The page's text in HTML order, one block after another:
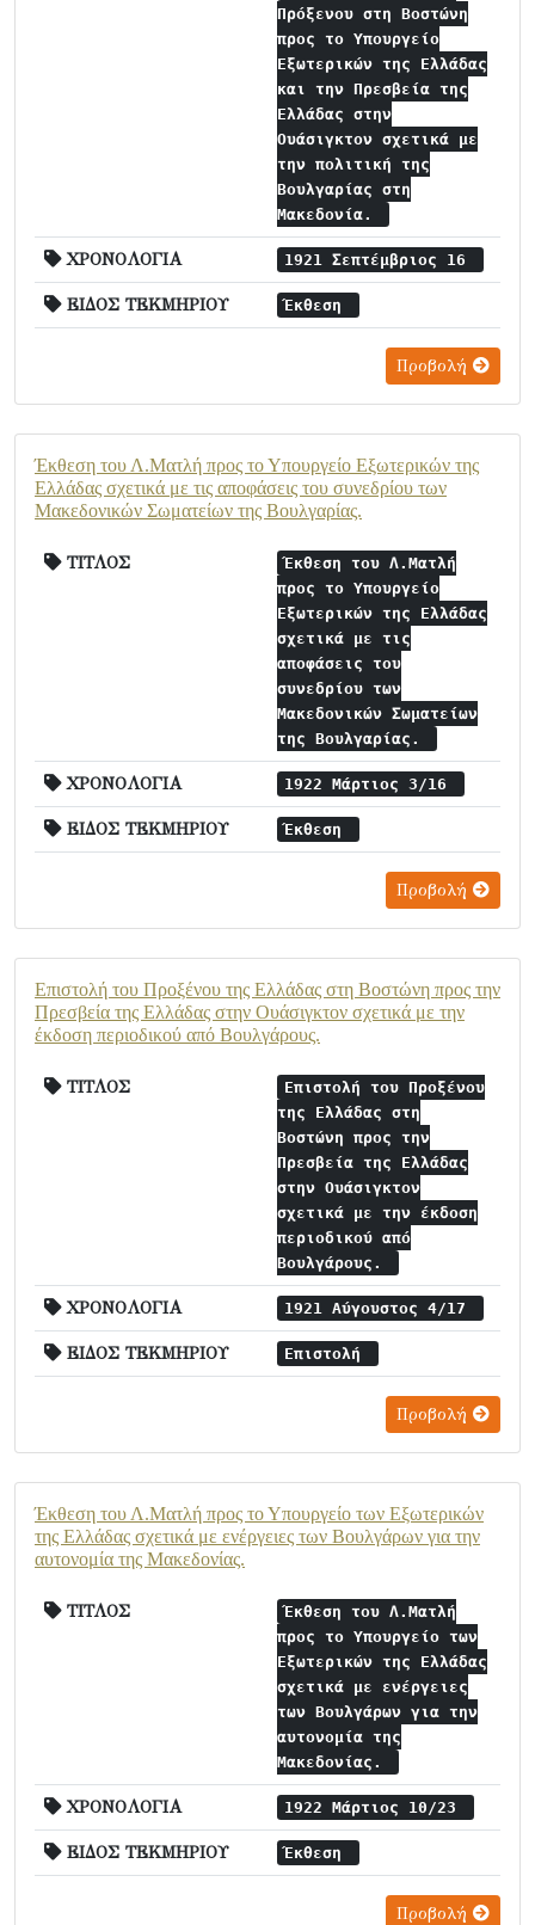
Πρόξενου στη Βοστώνη
προς το Υπουργείο
Εξωτερικών της Ελλάδας
και την Πρεσβεία της
Ελλάδας στην
Ουάσιγκτον σχετικά με
την πολιτική της
Βουλγαρίας στη
Μακεδονία.
ΧΡΟΝΟΛΟΓΙΑ 1921 Σεπτέμβριος 16
ΕΙΔΟΣ ΤΕΚΜΗΡΙΟΥ Έκθεση
Προβολή
Έκθεση του Λ.Ματλή προς το Υπουργείο Εξωτερικών της
Ελλάδας σχετικά με τις αποφάσεις του συνεδρίου των
Μακεδονικών Σωματείων της Βουλγαρίας.
ΤΙΤΛΟΣ
Έκθεση του Λ.Ματλή
προς το Υπουργείο
Εξωτερικών της Ελλάδας
σχετικά με τις
αποφάσεις του
συνεδρίου των
Μακεδονικών Σωματείων
της Βουλγαρίας.
ΧΡΟΝΟΛΟΓΙΑ 1922 Μάρτιος 3/16
ΕΙΔΟΣ ΤΕΚΜΗΡΙΟΥ Έκθεση
Προβολή
Επιστολή του Προξένου της Ελλάδας στη Βοστώνη προς την
Πρεσβεία της Ελλάδας στην Ουάσιγκτον σχετικά με την
έκδοση περιοδικού από Βουλγάρους.
ΤΙΤΛΟΣ
Επιστολή του Προξένου
της Ελλάδας στη
Βοστώνη προς την
Πρεσβεία της Ελλάδας
στην Ουάσιγκτον
σχετικά με την έκδοση
περιοδικού από
Βουλγάρους.
ΧΡΟΝΟΛΟΓΙΑ 1921 Αύγουστος 4/17
ΕΙΔΟΣ ΤΕΚΜΗΡΙΟΥ Επιστολή
Προβολή
Έκθεση του Λ.Ματλή προς το Υπουργείο των Εξωτερικών
της Ελλάδας σχετικά με ενέργειες των Βουλγάρων για την
αυτονομία της Μακεδονίας.
ΤΙΤΛΟΣ
Έκθεση του Λ.Ματλή
προς το Υπουργείο των
Εξωτερικών της Ελλάδας
σχετικά με ενέργειες
των Βουλγάρων για την
αυτονομία της
Μακεδονίας.
ΧΡΟΝΟΛΟΓΙΑ 1922 Μάρτιος 10/23
ΕΙΔΟΣ ΤΕΚΜΗΡΙΟΥ Έκθεση
Προβολή